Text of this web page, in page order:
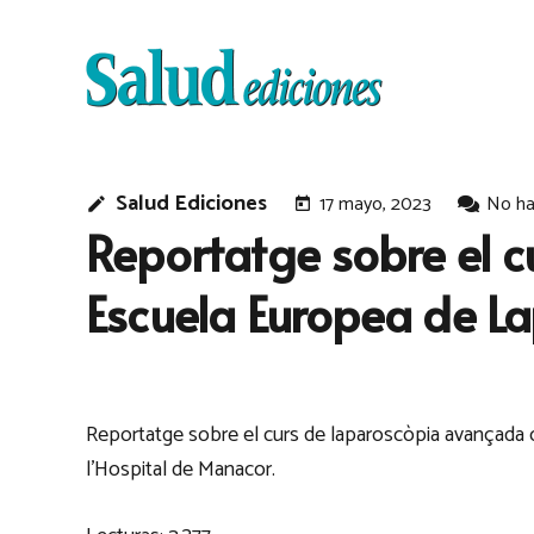
edit Salud Ediciones today 17 mayo, 2023 No
Reportatge sobre el
Escuela Europea de
Reportatge sobre el curs de laparoscòpia
l’Hospital de Manacor.